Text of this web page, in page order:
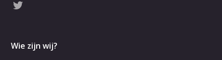
Wie zijn wij?